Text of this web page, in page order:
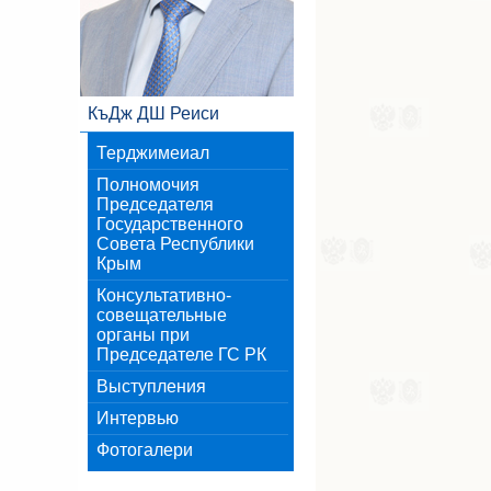
КъДж ДШ Реиси
Терджимеиал
Полномочия
Председателя
Государственного
Совета Республики
Крым
Консультативно-
совещательные
органы при
Председателе ГС РК
Выступления
Интервью
Фотогалери